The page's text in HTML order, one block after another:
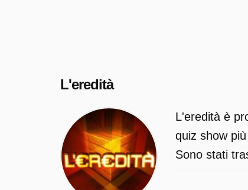
L'eredità
L'eredità è
quiz show
Sono stati